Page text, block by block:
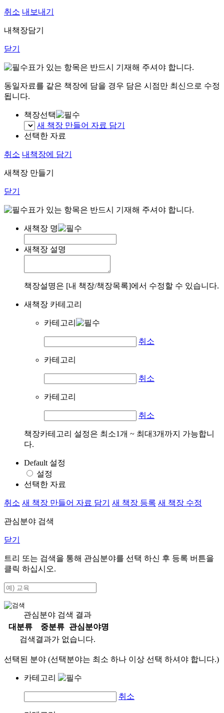
취소 내보내기
내책장담기
닫기
표가 있는 항목은 반드시 기재해 주셔야 합니다.
동일자료를 같은 책장에 담을 경우 담은 시점만 최신으로 수정
됩니다.
책장선택
새 책장 만들어 자료 담기
선택한 자료
취소 내책장에 담기
새책장 만들기
닫기
표가 있는 항목은 반드시 기재해 주셔야 합니다.
새책장 명
새책장 설명
책장설명은 [내 책장/책장목록]에서 수정할 수 있습니다.
새책장 카테고리
카테고리
취소
카테고리
취소
카테고리
취소
책장카테고리 설정은 최소1개 ~ 최대3개까지 가능합니
다.
Default 설정
설정
선택한 자료
취소 새 책장 만들어 자료 담기 새 책장 등록 새 책장 수정
관심분야 검색
닫기
트리 또는 검색을 통해 관심분야를 선택 하신 후 등록 버튼을
클릭 하십시오.
관심분야 검색 결과
대분류
중분류
관심분야명
검색결과가 없습니다.
선택된 분야 (선택분야는 최소 하나 이상 선택 하셔야 합니다.)
카테고리
취소